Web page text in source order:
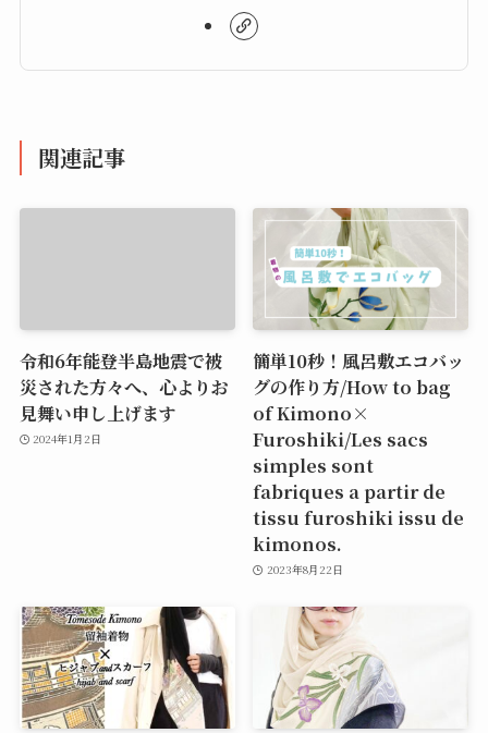
関連記事
令和6年能登半島地震で被
災された方々へ、心よりお
見舞い申し上げます
2024年1月2日
簡単10秒！風呂敷エコバッ
グの作り方/How to bag
of Kimono×
Furoshiki/Les sacs
simples sont
fabriques a partir de
tissu furoshiki issu de
kimonos.
2023年8月22日